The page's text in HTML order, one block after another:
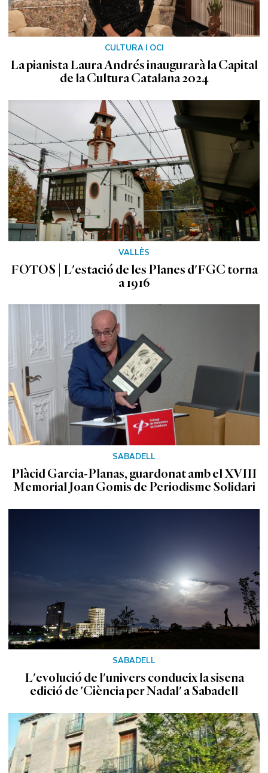
CULTURA I OCI
La pianista Laura Andrés inaugurarà la Capital
de la Cultura Catalana 2024
VALLÈS
FOTOS | L'estació de les Planes d'FGC torna
a 1916
SABADELL
Plàcid Garcia-Planas, guardonat amb el XVIII
Memorial Joan Gomis de Periodisme Solidari
SABADELL
L'evolució de l'univers condueix la sisena
edició de 'Ciència per Nadal' a Sabadell